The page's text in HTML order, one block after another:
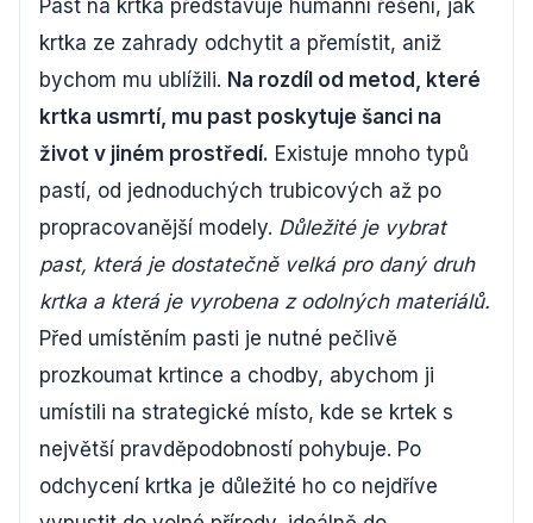
Past na krtka představuje humánní řešení, jak
krtka ze zahrady odchytit a přemístit, aniž
bychom mu ublížili. Na rozdíl od metod, které
krtka usmrtí, mu past poskytuje šanci na
život v jiném prostředí. Existuje mnoho typů
pastí, od jednoduchých trubicových až po
propracovanější modely. Důležité je vybrat
past, která je dostatečně velká pro daný druh
krtka a která je vyrobena z odolných materiálů.
Před umístěním pasti je nutné pečlivě
prozkoumat krtince a chodby, abychom ji
umístili na strategické místo, kde se krtek s
největší pravděpodobností pohybuje. Po
odchycení krtka je důležité ho co nejdříve